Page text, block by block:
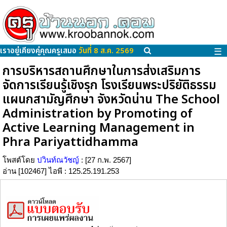
เราอยู่เคียงคู่คุณครูเสมอ วันที่ 8 ส.ค. 2569 ☰
การบริหารสถานศึกษาในการส่งเสริมการ
จัดการเรียนรู้เชิงรุก โรงเรียนพระปริยัติธรรม
แผนกสามัญศึกษา จังหวัดน่าน The School
Administration by Promoting of
Active Learning Management in
Phra Pariyattidhamma
โพสต์โดย ปวินท์ณวัชญ์ : [27 ก.พ. 2567]
อ่าน [102467] ไอพี : 125.25.191.253